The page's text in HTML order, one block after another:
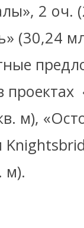
2 оч.
(30,24
м),
м).